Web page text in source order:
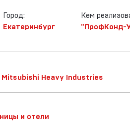
системы
Город:
Екатеринбург
Кем
"ПрофКонд-
Mitsubishi Heavy Industries
и отели